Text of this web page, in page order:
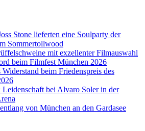
Stone lieferten eine Soulparty der
Sommertollwood
mit exzellenter Filmauswahl
beim Filmfest München 2026
beim Friedenspreis des
bei Alvaro Soler in der
von München an den Gardasee